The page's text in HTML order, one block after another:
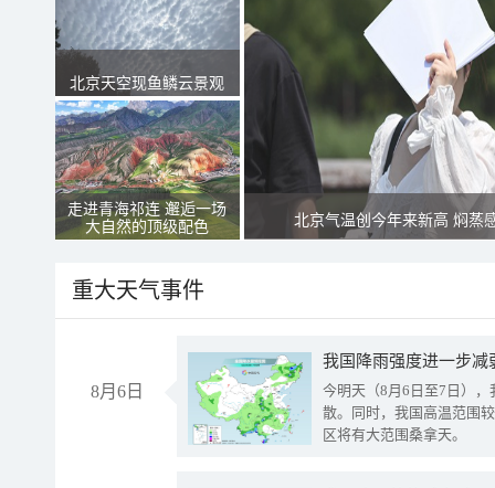
北京天空现鱼鳞云景观
走进青海祁连 邂逅一场
大自然的顶级配色
北京气温创今年来新高 焖蒸
重大天气事件
8月6日
今明天（8月6日至7日）
散。同时，我国高温范围
区将有大范围桑拿天。